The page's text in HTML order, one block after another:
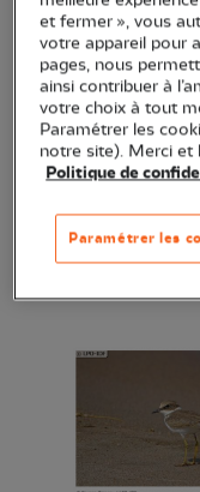
Dessin de
Le juvénile devra
parer des belles
l’instant il est
Le poussin
recouvert non de
est totalement
et fermer », vous
votre appareil pour
pages, nous
ainsi contribuer à
votre choix à tout
Paramétrer les
notre site). Merci et
Politique de
Paramétrer les